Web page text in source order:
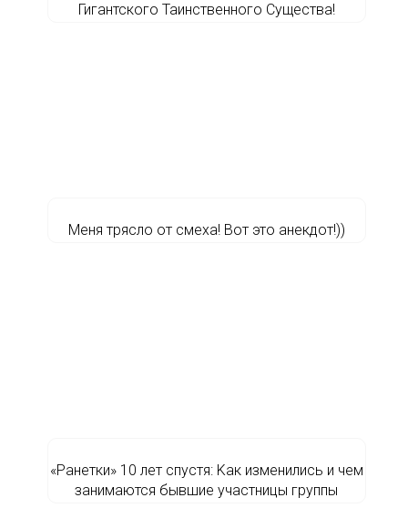
Гигантского Таинственного Существа!
Меня трясло от смеха! Вот это анекдот!))
«Paнетки» 10 лет спycтя: Kaк измeнилиcь и чeм
занимаются бывшиe учacтницы гpуппы